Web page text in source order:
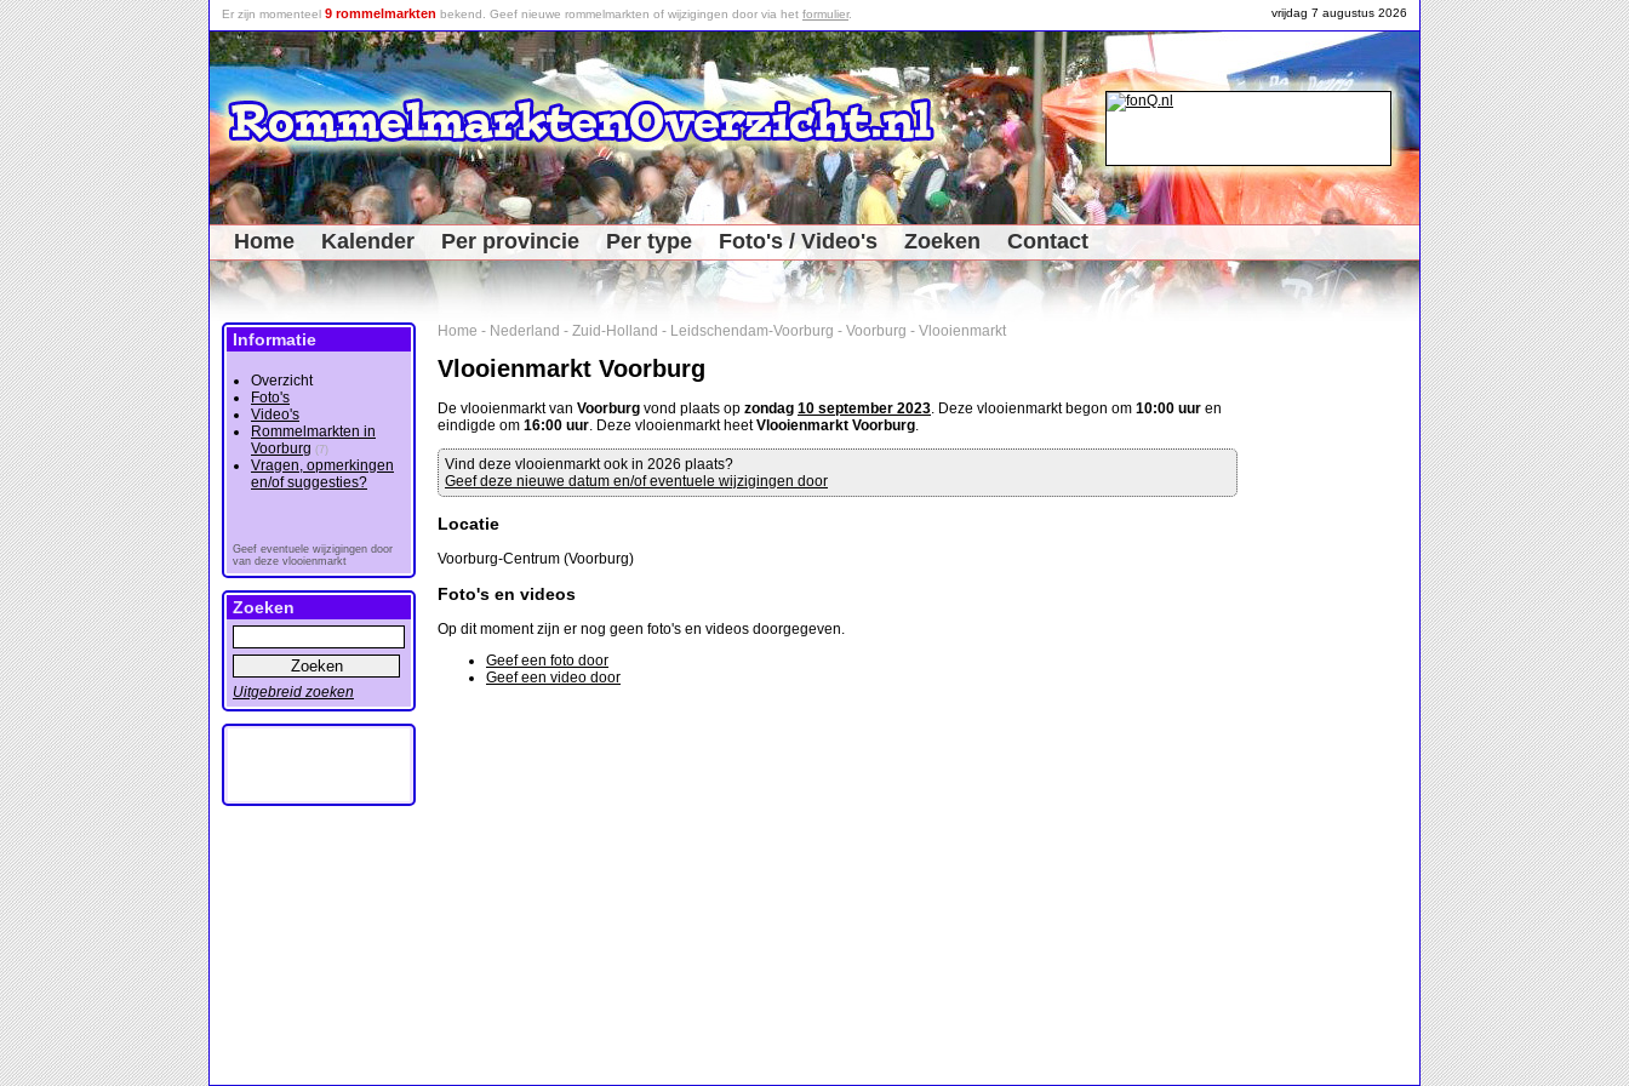
vrijdag 7 augustus 2026
Er zijn momenteel 9 rommelmarkten bekend. Geef nieuwe rommelmarkten of wijzigingen door via het formulier.
Home Kalender Per provincie Per type Foto's / Video's Zoeken Contact
Home - Nederland - Zuid-Holland - Leidschendam-Voorburg - Voorburg - Vlooienmarkt
Vlooienmarkt Voorburg
De vlooienmarkt van Voorburg vond plaats op zondag 10 september 2023 . Deze vlooienmarkt begon om 10:00 uur en
eindigde om 16:00 uur . Deze vlooienmarkt heetVlooienmarkt Voorburg
Vind deze vlooienmarkt ook in 2026 plaats?
Geef deze nieuwe datum en/of eventuele wijzigingen door
Locatie
Voorburg-Centrum (Voorburg)
Foto's en videos
Op dit moment zijn er nog geen foto's en videos doorgegeven.
Geef een foto door
Geef een video door
Informatie
Overzicht
Foto's
Video's
Rommelmarkten in
Voorburg (7)
Vragen, opmerkingen
en/of suggesties?
Geef eventuele wijzigingen door
van deze vlooienmarkt
Zoeken
Uitgebreid zoeken